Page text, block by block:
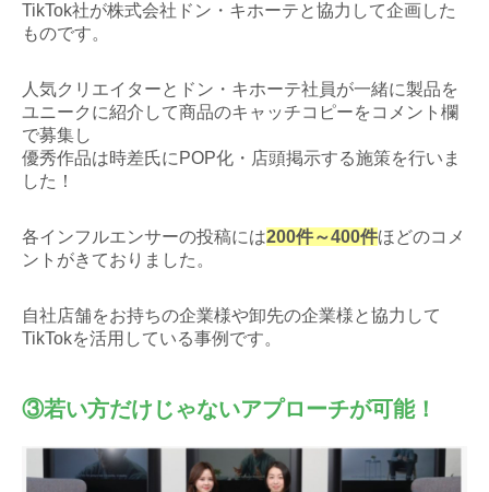
TikTok社が株式会社ドン・キホーテと協力して企画した
ものです。
人気クリエイターとドン・キホーテ社員が一緒に製品を
ユニークに紹介して商品のキャッチコピーをコメント欄
で募集し
優秀作品は時差氏にPOP化・店頭掲示する施策を行いま
した！
各インフルエンサーの投稿には200件～400件ほどのコメ
ントがきておりました。
自社店舗をお持ちの企業様や卸先の企業様と協力して
TikTokを活用している事例です。
③若い方だけじゃないアプローチが可能！